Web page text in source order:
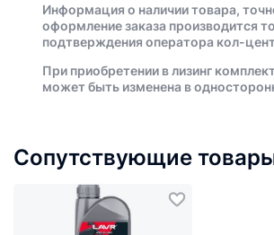
Информация о наличии товара,
оформление заказа производится
подтверждения оператора кол-
При приобретении в лизинг
может быть изменена в
Сопутствующие